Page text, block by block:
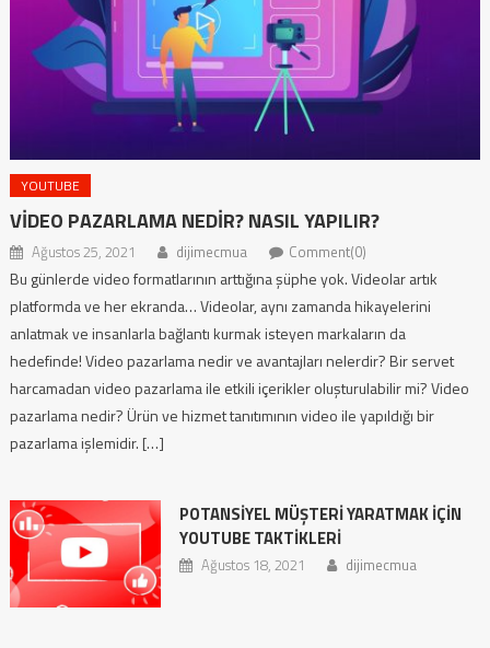
YOUTUBE
VIDEO PAZARLAMA NEDIR? NASIL YAPILIR?
Ağustos 25, 2021 dijimecmua Comment(0)
Bu günlerde video formatlarının arttığına şüphe yok. Videolar artık
platformda ve her ekranda… Videolar, aynı zamanda hikayelerini
anlatmak ve insanlarla bağlantı kurmak isteyen markaların da
hedefinde! Video pazarlama nedir ve avantajları nelerdir? Bir servet
harcamadan video pazarlama ile etkili içerikler oluşturulabilir mi? Video
pazarlama nedir? Ürün ve hizmet tanıtımının video ile yapıldığı bir
pazarlama işlemidir. […]
POTANSIYEL MÜŞTERI YARATMAK İÇIN
YOUTUBE TAKTIKLERI
Ağustos 18, 2021 dijimecmua